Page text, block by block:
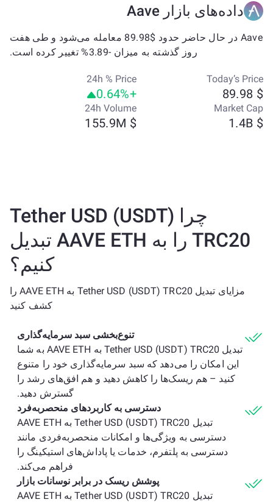
داده‌های بازار Aave
Aave در حال حاضر حدود $89.98 معامله می‌شود و طی هفت
روز گذشته به میزان -3.89% تغییر کرده است.
Today’s Price
$ 89.98
24h % Price
+0.64%
Market Cap
$ 1.4B
24h Volume
$ 155.9M
چرا Tether USD (USDT)
TRC20 را به AAVE ETH تبدیل
کنیم؟
مزایای تبدیل Tether USD (USDT) TRC20 به AAVE ETH را
کشف کنید
تنوع‌بخشی سبد سرمایه‌گذاری
تبدیل Tether USD (USDT) TRC20 به AAVE ETH به شما
این امکان را می‌دهد که سبد سرمایه‌گذاری خود را متنوع
کنید – هم ریسک‌ها را کاهش دهید و هم افق‌های رشد را
گسترش دهید.
دسترسی به کاربردهای منحصربه‌فرد
تبدیل Tether USD (USDT) TRC20 به AAVE ETH
دسترسی به ویژگی‌ها و امکانات منحصربه‌فردی مانند
دسترسی به پلتفرم، خدمات یا پاداش‌های استیکینگ را
فراهم می‌کند.
پوشش ریسک در برابر نوسانات بازار
تبدیل Tether USD (USDT) TRC20 به AAVE ETH